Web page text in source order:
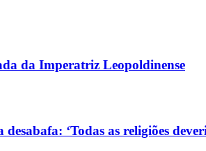
da Imperatriz Leopoldinense
‘Todas as religiões